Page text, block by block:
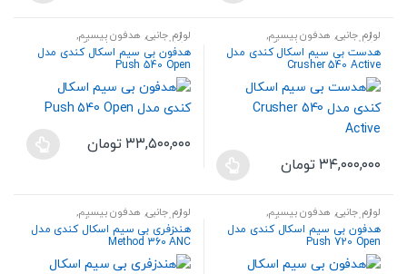
دارای
انواع
مختلفی
می
باشد.
ها
است
در
صفحه
محصول
دارای
انواع
مختلفی
می
گزینه
است
در
صفحه
محصول
لوازم جانبی, هدفون بیسیم,
هندزفری،هدست و اسپیکر
هدست بی سیم اسکال کندی مدل
Crusher 540 Active
۳۴,۰۰۰,۰۰۰ تومان
دارای
انواع
مختلفی
لوازم جانبی, هدفون بیسیم,
هندزفری،هدست و اسپیکر
هدفون بی سیم اسکال کندی مدل
Push 540 Open
۳۳,۵۰۰,۰۰۰ تومان
انواع
مختلفی
می
لوازم جانبی, هدفون بیسیم,
هندزفری،هدست و اسپیکر
هدفون بی سیم اسکال کندی مدل
Push 720 Open
لوازم جانبی, هدفون بیسیم,
هندزفری،هدست و اسپیکر
هندزفری بی سیم اسکال کندی مدل
Method 360 ANC